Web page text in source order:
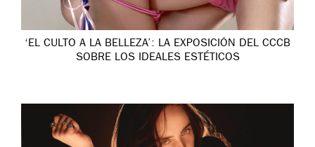
‘EL CULTO A LA BELLEZA’: LA EXPOSICIÓN DEL CCCB
SOBRE LOS IDEALES ESTÉTICOS